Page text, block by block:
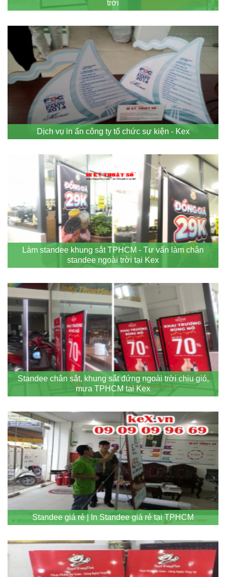
trời
Dịch vụ in ấn công ty tổ chức sự kiện - Kex
Làm standee khung sắt TPHCM - Tư vấn làm chân
standee ngoài trời tại Kex
Standee chân sắt, khung sắt đứng ngoài trời chịu gió,
mưa TPHCM tại Kex
Standee giá rẻ | In Standee giá rẻ tại TPHCM